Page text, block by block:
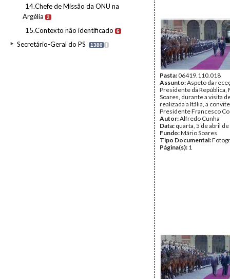
14.Chefe de Missão da ONU na
Argélia
2
15.Contexto não identificado 6
Secretário-Geral do PS 1380 I
Pasta:06419.110.018
Assunto:Aspeto da
Presidente da República,
Soares, durante a visita
realizada a Itália, a
Presidente Francesco
Autor:Alfredo Cunha
Data: quarta, 5 de abril
Fundo:Mário Soares
Tipo Documental:
Página(s): 1